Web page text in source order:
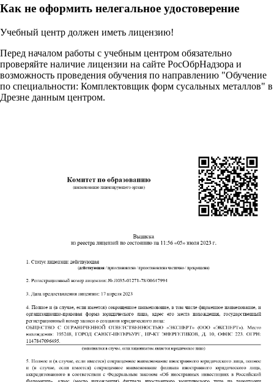
Как не оформить нелегальное удостоверение
Учебный центр должен иметь лицензию!
Перед началом работы с учебным центром обязательно
проверяйте наличие лицензии на сайте РосОбрНадзора и
возможность проведения обучения по направлению "Обучение
по специальности: Комплектовщик форм сусальных металлов" в
Дрезне данным центром.